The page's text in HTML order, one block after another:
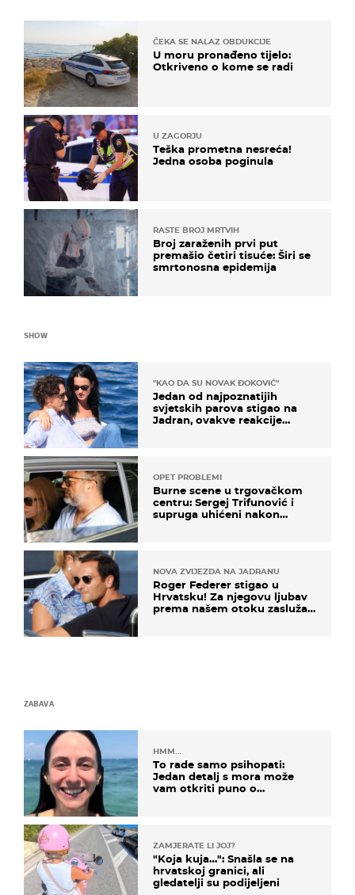
ČEKA SE NALAZ OBDUKCIJE
U moru pronađeno tijelo:
Otkriveno o kome se radi
U ZAGORJU
Teška prometna nesreća!
Jedna osoba poginula
RASTE BROJ MRTVIH
Broj zaraženih prvi put
premašio četiri tisuće: Širi se
smrtonosna epidemija
SHOW
"KAO DA SU NOVAK ĐOKOVIĆ"
Jedan od najpoznatijih
svjetskih parova stigao na
Jadran, ovakve reakcije
OPET PROBLEMI
Burne scene u trgovačkom
centru: Sergej Trifunović i
supruga uhićeni nakon
NOVA ZVIJEZDA NA JADRANU
Roger Federer stigao u
Hrvatsku! Za njegovu ljubav
prema našem otoku zaslužan
ZABAVA
HMM…
To rade samo psihopati:
Jedan detalj s mora može
vam otkriti puno o
ZAMJERATE LI JOJ?
"Koja kuja…": Snašla se na
hrvatskoj granici, ali
gledatelji su podijeljeni